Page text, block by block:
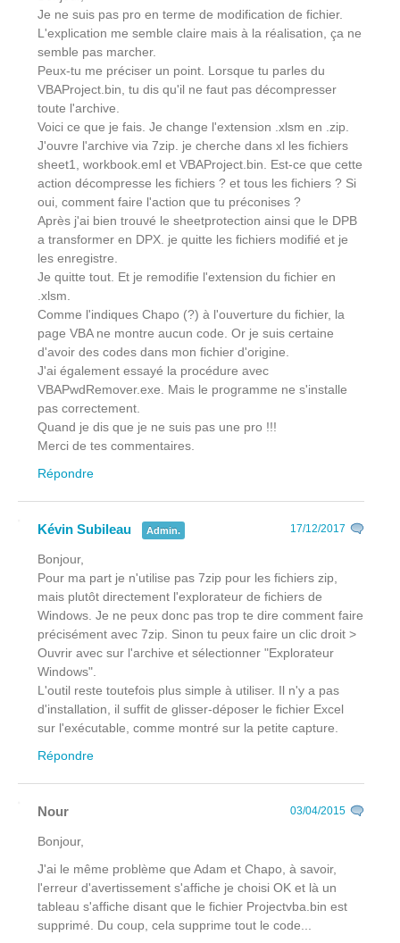
Je ne suis pas pro en terme de modification de fichier.
L'explication me semble claire mais à la réalisation, ça ne
semble pas marcher.
Peux-tu me préciser un point. Lorsque tu parles du
VBAProject.bin, tu dis qu'il ne faut pas décompresser
toute l'archive.
Voici ce que je fais. Je change l'extension .xlsm en .zip.
J'ouvre l'archive via 7zip. je cherche dans xl les fichiers
sheet1, workbook.eml et VBAProject.bin. Est-ce que cette
action décompresse les fichiers ? et tous les fichiers ? Si
oui, comment faire l'action que tu préconises ?
Après j'ai bien trouvé le sheetprotection ainsi que le DPB
a transformer en DPX. je quitte les fichiers modifié et je
les enregistre.
Je quitte tout. Et je remodifie l'extension du fichier en
.xlsm.
Comme l'indiques Chapo (?) à l'ouverture du fichier, la
page VBA ne montre aucun code. Or je suis certaine
d'avoir des codes dans mon fichier d'origine.
J'ai également essayé la procédure avec
VBAPwdRemover.exe. Mais le programme ne s'installe
pas correctement.
Quand je dis que je ne suis pas une pro !!!
Merci de tes commentaires.
Répondre
Kévin Subileau Admin. 17/12/2017
Bonjour,
Pour ma part je n'utilise pas 7zip pour les fichiers zip,
mais plutôt directement l'explorateur de fichiers de
Windows. Je ne peux donc pas trop te dire comment faire
précisément avec 7zip. Sinon tu peux faire un clic droit >
Ouvrir avec sur l'archive et sélectionner "Explorateur
Windows".
L'outil reste toutefois plus simple à utiliser. Il n'y a pas
d'installation, il suffit de glisser-déposer le fichier Excel
sur l'exécutable, comme montré sur la petite capture.
Répondre
Nour 03/04/2015
Bonjour,
J'ai le même problème que Adam et Chapo, à savoir,
l'erreur d'avertissement s'affiche je choisi OK et là un
tableau s'affiche disant que le fichier Projectvba.bin est
supprimé. Du coup, cela supprime tout le code...